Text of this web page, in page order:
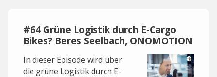
#64 Grüne Logistik durch E-Cargo
Bikes? Beres Seelbach, ONOMOTION
In dieser Episode wird über
die grüne Logistik durch E-